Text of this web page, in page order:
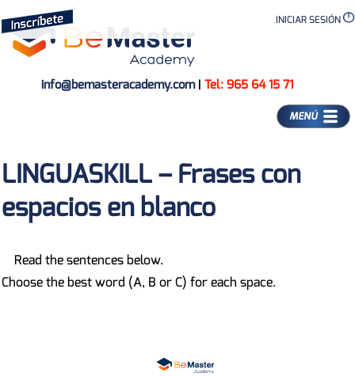
INICIAR SESIÓN
info@bemasteracademy.com| Tel: 965 64 15 71
MENÚ
LINGUASKILL – Frases con
espacios en blanco
Read the sentences below.
Choose the best word (A, B or C) for each space.